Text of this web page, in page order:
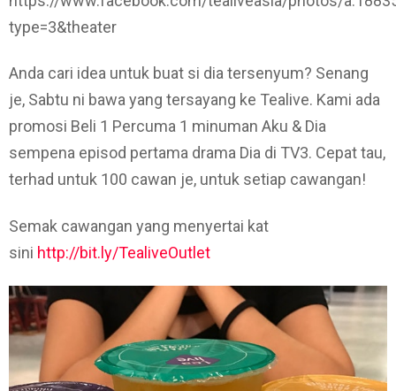
type=3&theater
Anda cari idea untuk buat si dia tersenyum? Senang
je, Sabtu ni bawa yang tersayang ke Tealive. Kami ada
promosi Beli 1 Percuma 1 minuman Aku & Dia
sempena episod pertama drama Dia di TV3. Cepat tau,
terhad untuk 100 cawan je, untuk setiap cawangan!
Semak cawangan yang menyertai kat
sini http://bit.ly/TealiveOutlet